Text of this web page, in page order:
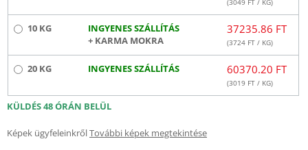
(3049 FT / KG)
10 KG
INGYENES SZÁLLÍTÁS
+ KARMA MOKRA
37235.86 FT
(3724 FT / KG)
20 KG INGYENES SZÁLLÍTÁS 60370.20 FT
(3019 FT / KG)
KÜLDÉS 48 ÓRÁN BELÜL
Képek ügyfeleinkrőlTovábbi képek megtekintése